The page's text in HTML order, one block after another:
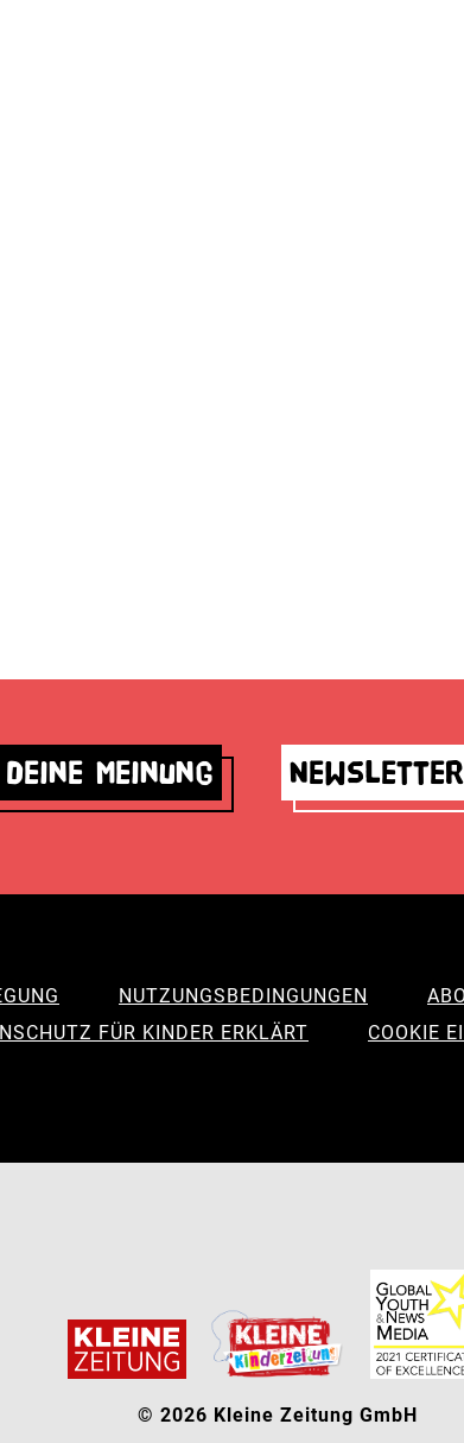
Meinung Newsletter
NUTZUNGSBEDINGUNGEN
FÜR KINDER ERKLÄRT
COOKIE
© 2026 Kleine Zeitung GmbH